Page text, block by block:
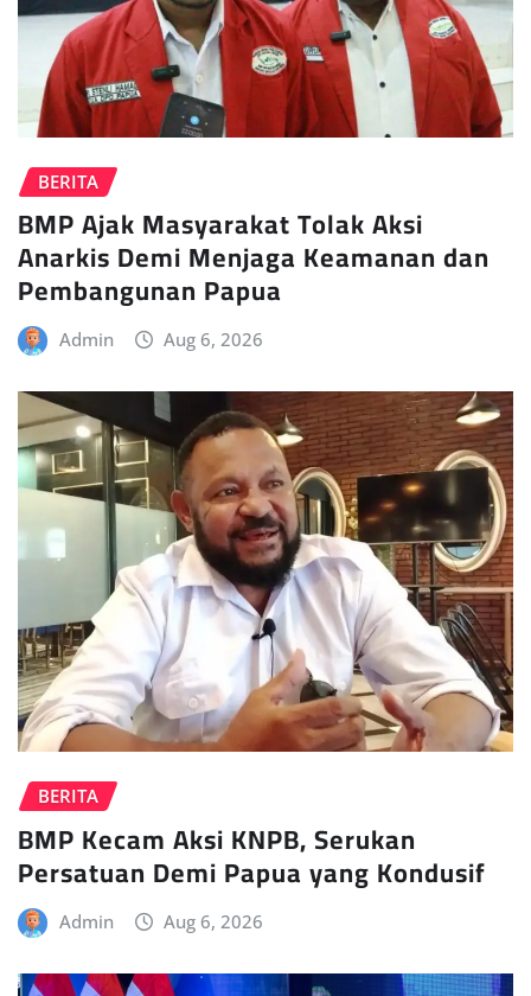
BERITA
BMP Ajak Masyarakat Tolak Aksi
Anarkis Demi Menjaga Keamanan dan
Pembangunan Papua
Admin Aug 6, 2026
BERITA
BMP Kecam Aksi KNPB, Serukan
Persatuan Demi Papua yang Kondusif
Admin Aug 6, 2026